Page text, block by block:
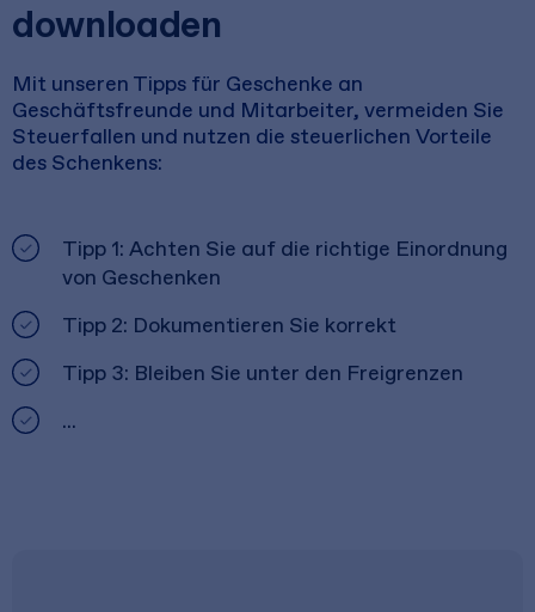
downloaden
Mit unseren Tipps für Geschenke an
Geschäftsfreunde und Mitarbeiter, vermeiden Sie
Steuerfallen und nutzen die steuerlichen Vorteile
des Schenkens:
Tipp 1: Achten Sie auf die richtige Einordnung
von Geschenken
Tipp 2: Dokumentieren Sie korrekt
Tipp 3: Bleiben Sie unter den Freigrenzen
...